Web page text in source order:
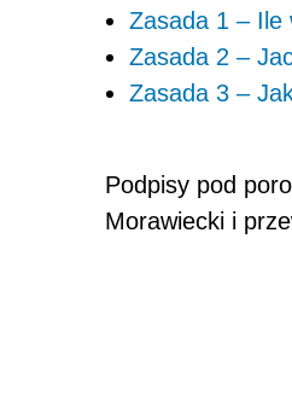
Zasada 1 – Ile
Zasada 2 –
Zasada 3 –
Podpisy pod
Morawiecki i